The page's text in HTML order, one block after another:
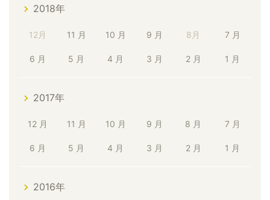
2018年
12月 11 月 10 月 9 月 8月 7 月
6 月 5 月 4 月 3 月 2 月 1 月
2017年
12 月 11 月 10 月 9 月 8 月 7 月
6 月 5 月 4 月 3 月 2 月 1 月
2016年